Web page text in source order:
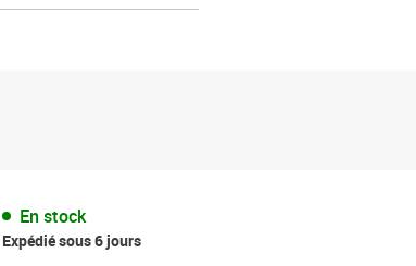
En stock
Expédié sous 6 jours